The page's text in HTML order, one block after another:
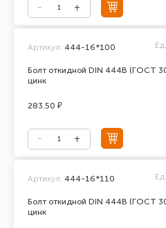
Болт откидной DIN 444В (ГОСТ
цинк
Артикул: 444-16*100
283.50 ₽
Болт откидной DIN 444В (ГОСТ
цинк
Артикул: 444-16*110